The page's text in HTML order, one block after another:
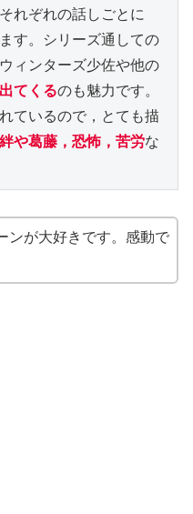
れぞれの話しごとに
す。シリーズ通しての
ィンターズ少佐や他の
てくるのも魅力です。
ているので，とても描
絆や葛藤，恐怖，苦労な
ンが大好きです。感動で